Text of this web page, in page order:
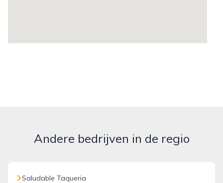
Andere bedrijven in de regio
Saludable Taqueria